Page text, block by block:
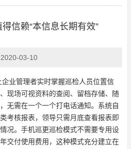
信赖“本信息长期有效”
2020-03-10
业管理者实时掌握巡检人员位置信
现场可视资料的查阅、留档存储、随
无需在一个一个打电话通知。系统自
考核报表，领导只需月底查看报表即
况。手机巡更巡检模式不需要专用设
交付使用费用，这种模式充分建立在